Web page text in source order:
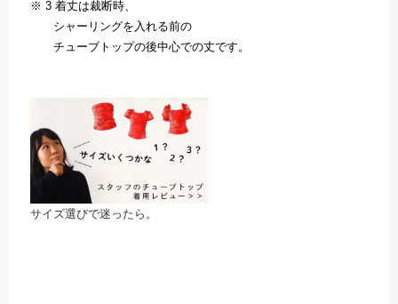
※ 3 着丈は裁断時、
シャーリングを入れる前の
チューブトップの後中心での丈です。
サイズ選びで迷ったら。